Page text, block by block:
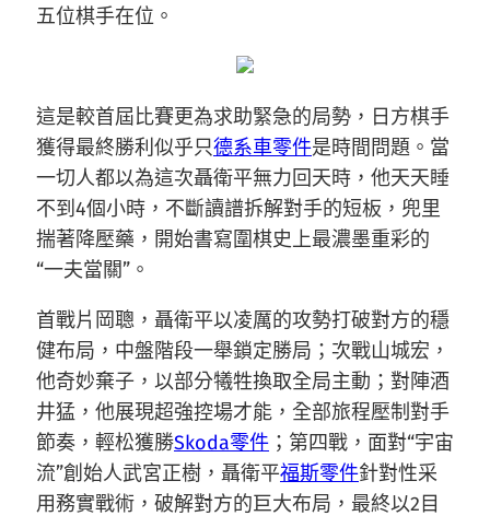
五位棋手在位。
這是較首屆比賽更為求助緊急的局勢，日方棋手
獲得最終勝利似乎只德系車零件是時間問題。當
一切人都以為這次聶衛平無力回天時，他天天睡
不到4個小時，不斷讀譜拆解對手的短板，兜里
揣著降壓藥，開始書寫圍棋史上最濃墨重彩的
“一夫當關”。
首戰片岡聰，聶衛平以凌厲的攻勢打破對方的穩
健布局，中盤階段一舉鎖定勝局；次戰山城宏，
他奇妙棄子，以部分犧牲換取全局主動；對陣酒
井猛，他展現超強控場才能，全部旅程壓制對手
節奏，輕松獲勝Skoda零件 ；第四戰，面對“宇宙
流”創始人武宮正樹，聶衛平福斯零件針對性采
用務實戰術，破解對方的巨大布局，最終以2目